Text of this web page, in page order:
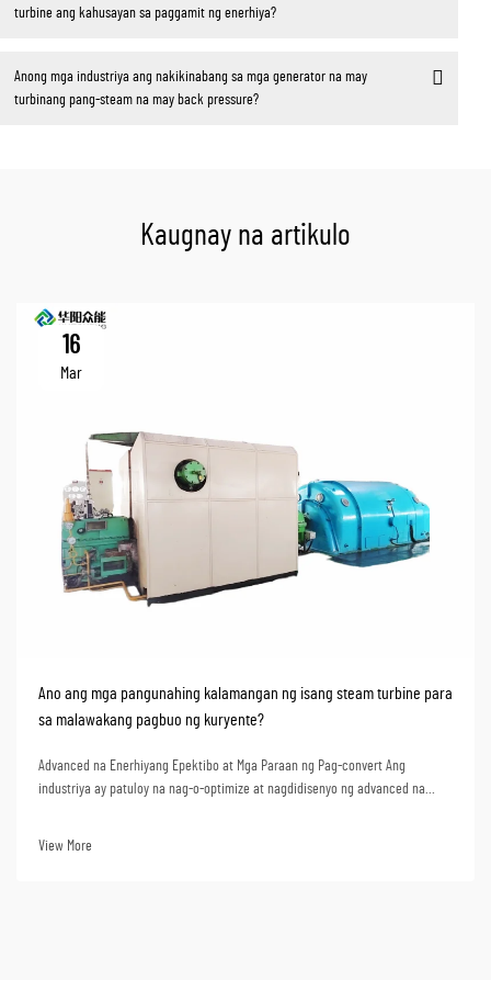
turbine ang kahusayan sa paggamit ng enerhiya?
Anong mga industriya ang nakikinabang sa mga generator na may
turbinang pang-steam na may back pressure?
Kaugnay na artikulo
16
Mar
Ano ang mga pangunahing kalamangan ng isang steam turbine para
sa malawakang pagbuo ng kuryente?
Advanced na Enerhiyang Epektibo at Mga Paraan ng Pag-convert Ang
industriya ay patuloy na nag-o-optimize at nagdidisenyo ng advanced na
View More